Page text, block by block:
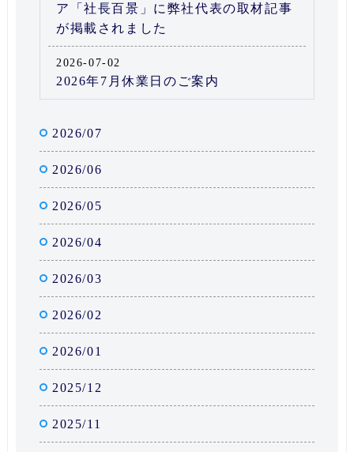
ア「社長百景」に弊社代表の取材記事
が掲載されました
2026-07-02
2026年7月休業日のご案内
2026/07
2026/06
2026/05
2026/04
2026/03
2026/02
2026/01
2025/12
2025/11